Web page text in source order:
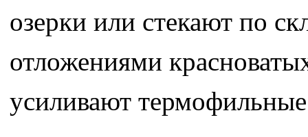
озерки или стекают по
отложениями
усиливают